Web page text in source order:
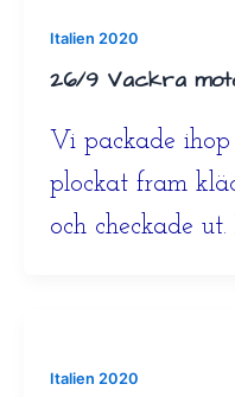
Italien 2020
26/9 Vackra
Vi packade
plockat fram
och checkade
Italien 2020